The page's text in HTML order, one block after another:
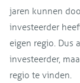
jaren kunnen
investeerder
eigen regio. Dus
investeerder,
regio te vinden.